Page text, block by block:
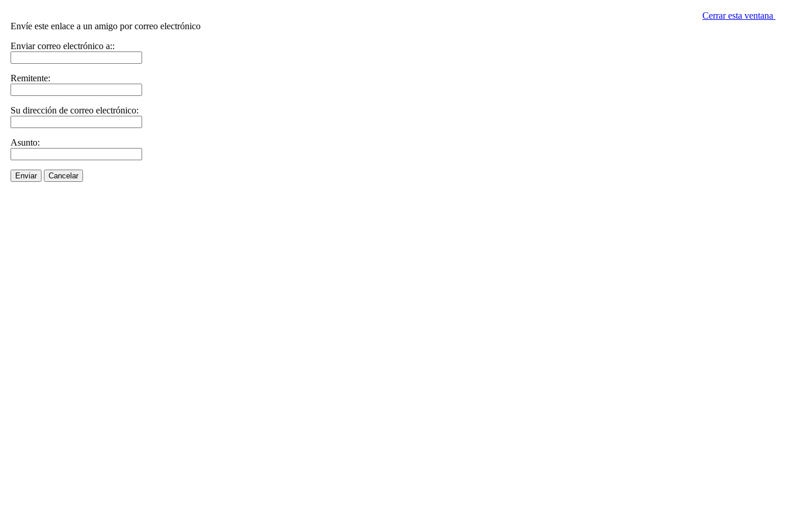
Cerrar esta ventana
Envíe este enlace a un amigo por correo electrónico
Enviar correo electrónico a::
Remitente:
Su dirección de correo electrónico:
Asunto:
Enviar Cancelar